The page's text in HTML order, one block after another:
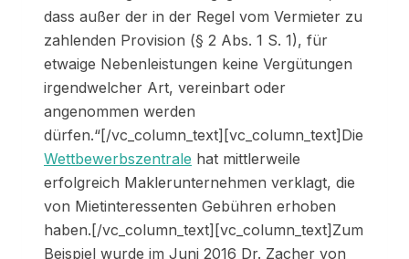
dass außer der in der Regel vom Vermieter zu
zahlenden Provision (§ 2 Abs. 1 S. 1), für
etwaige Nebenleistungen keine Vergütungen
irgendwelcher Art, vereinbart oder
angenommen werden
dürfen.“[/vc_column_text][vc_column_text]Die
Wettbewerbszentrale hat mittlerweile
erfolgreich Maklerunternehmen verklagt, die
von Mietinteressenten Gebühren erhoben
haben.[/vc_column_text][vc_column_text]Zum
Beispiel wurde im Juni 2016 Dr. Zacher von